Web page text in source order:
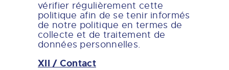
vérifier régulièrement cette
politique afin de se tenir informés
de notre politique en termes de
collecte et de traitement de
données personnelles.
XII / Contact